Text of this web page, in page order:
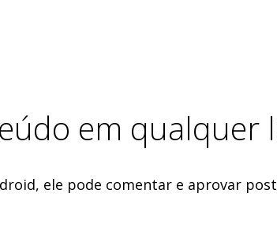
em qualquer
ele pode comentar e aprovar